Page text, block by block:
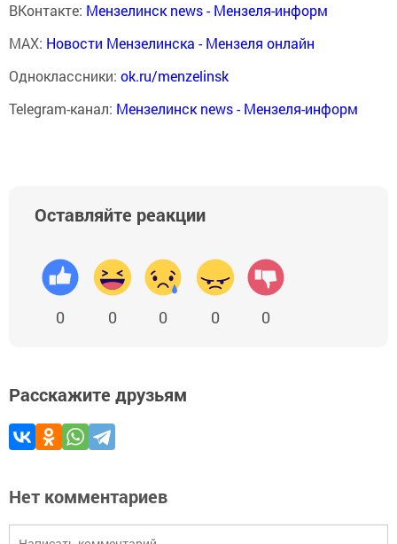
ВКонтакте: Мензелинск news - Мензеля-информ
MAX: Новости Мензелинска - Мензеля онлайн
Одноклассники: ok.ru/menzelinsk
Telegram-канал: Мензелинск news - Мензеля-информ
Оставляйте реакции
0 0 0 0 0
Расскажите друзьям
Нет комментариев